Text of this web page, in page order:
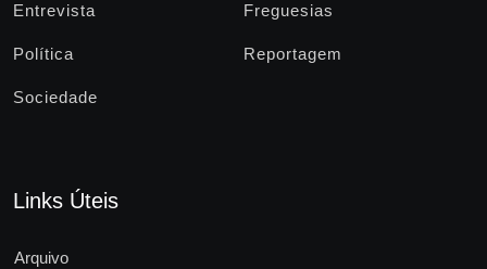
Entrevista Freguesias
Política Reportagem
Sociedade
Links Úteis
Arquivo